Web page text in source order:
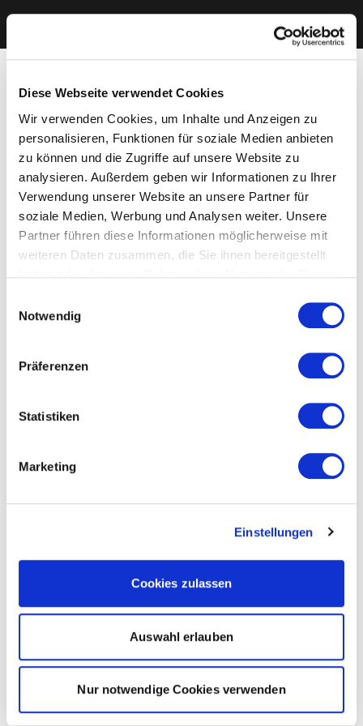
Diese Webseite verwendet Cookies
Wir verwenden Cookies, um Inhalte und Anzeigen zu
personalisieren, Funktionen für soziale Medien anbieten
zu können und die Zugriffe auf unsere Website zu
analysieren. Außerdem geben wir Informationen zu Ihrer
Verwendung unserer Website an unsere Partner für
soziale Medien, Werbung und Analysen weiter. Unsere
Partner führen diese Informationen möglicherweise mit
weiteren Daten zusammen, die Sie ihnen bereitgestellt
Cookies, wenn Sie unsere Webseite weiterhin nutzen.
Notwendig
Präferenzen
Statistiken
Marketing
Einstellungen
Cookies zulassen
Auswahl erlauben
Nur notwendige Cookies verwenden